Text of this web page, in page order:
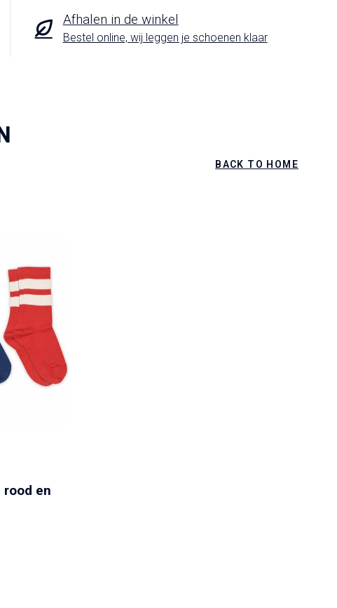
Afhalen in de winkel
Bestel online, wij leggen je schoenen klaar
BACK TO HOME
rood en